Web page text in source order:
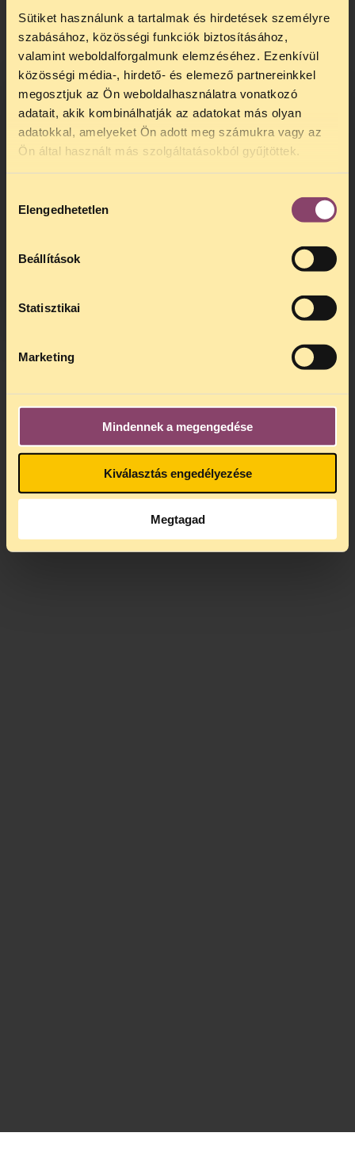
Sütiket használunk a tartalmak és hirdetések személyre
szabásához, közösségi funkciók biztosításához,
valamint weboldalforgalmunk elemzéséhez. Ezenkívül
közösségi média-, hirdető- és elemező partnereinkkel
megosztjuk az Ön weboldalhasználatra vonatkozó
adatait, akik kombinálhatják az adatokat más olyan
adatokkal, amelyeket Ön adott meg számukra vagy az
Ön által használt más szolgáltatásokból gyűjtöttek.
kiválasztása
Elengedhetetlen
Beállítások
Statisztikai
Marketing
Mindennek a megengedése
Kiválasztás engedélyezése
Megtagad
nyelvenittérhető el.
TELEFONOS JOGSEGÉLY
SZÜNET!
hogytelefonos jogsegélyünk július 27 és
telefonos jogsegély
kedden, 13 és 15 óra között lesz
alatt is elér minket.